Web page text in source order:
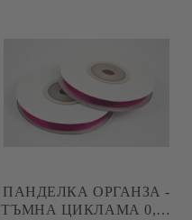
ПАНДЕЛКА ОРГАНЗА -
ТЪМНА ЦИКЛАМА 0,60